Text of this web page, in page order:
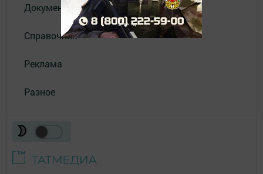
Документы
Справочник
Реклама
Разное